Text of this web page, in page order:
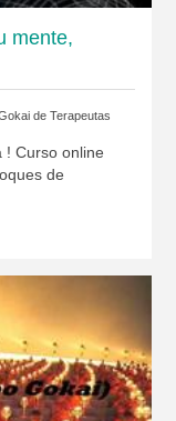
mente,
de Terapeutas
! Curso online
de